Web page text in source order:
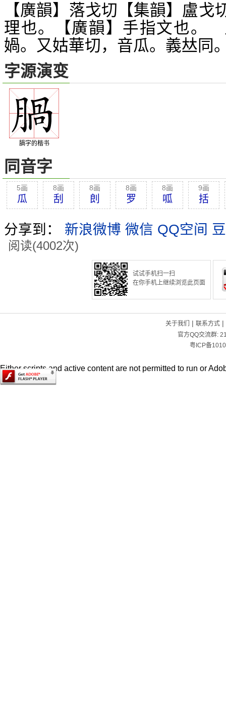
【廣韻】落戈切【集韻】盧戈
理也。【廣韻】手指文也。
媧。又姑華切，音瓜。義𠀤同
字源演变
腡字的楷书
同音字
5画
瓜
8画
刮
8画
剆
8画
罗
8画
呱
9画
括
分享到： 新浪微博 微信 QQ空间
阅读(4002次)
试试手机扫一扫
在你手机上继续浏览此页面
关于我们 | 联系方式|
官方QQ交流群:
粤ICP备
Either scripts and active content are not permitted to run or